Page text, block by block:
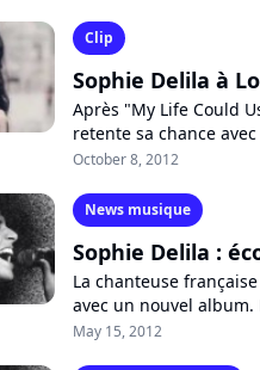
Clip
Sophie Delila à
Après "My Life Could
retente sa chance
véritable potentiel
October 8, 2012
News musique
Sophie Delila :
La chanteuse
avec un nouvel album.
"My Life Could Use a...
May 15, 2012